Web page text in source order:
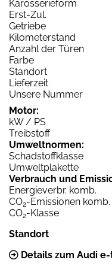
Karosserieform
Erst-Zul.
Getriebe
Kilometerstand
Anzahl der Türen
Farbe
Standort
Lieferzeit
Unsere Nummer
Motor:
kW / PS
Treibstoff
Umweltnormen:
Schadstoffklasse
Umweltplakette
Verbrauch und
Energieverbr. komb.
CO2-Emissionen komb.
CO2-Klasse
Standort
Details zum Audi